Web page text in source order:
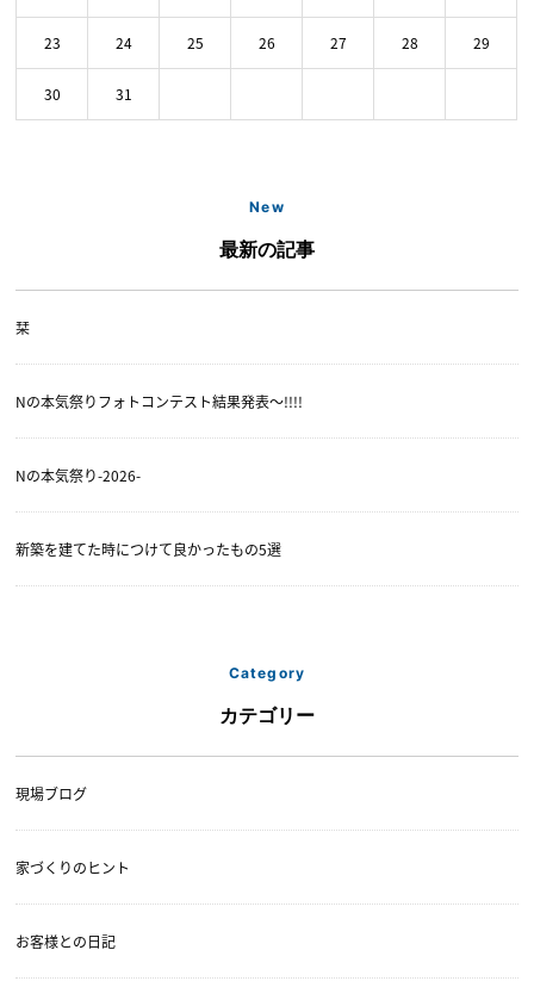
23 24 25 26 27 28 29
30 31
New
最新の記事
栞
Nの本気祭りフォトコンテスト結果発表〜!!!!
Nの本気祭り-2026-
新築を建てた時につけて良かったもの5選
Category
カテゴリー
現場ブログ
家づくりのヒント
お客様との日記